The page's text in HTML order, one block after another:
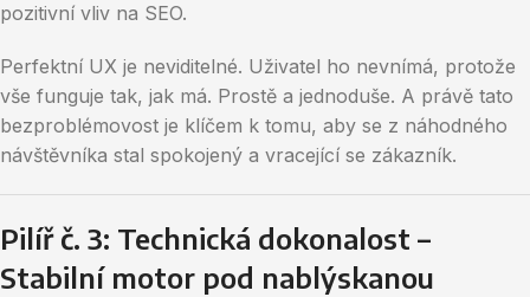
pozitivní vliv na SEO.
Perfektní UX je neviditelné. Uživatel ho nevnímá, protože
vše funguje tak, jak má. Prostě a jednoduše. A právě tato
bezproblémovost je klíčem k tomu, aby se z náhodného
návštěvníka stal spokojený a vracející se zákazník.
Pilíř č. 3: Technická dokonalost –
Stabilní motor pod nablýskanou